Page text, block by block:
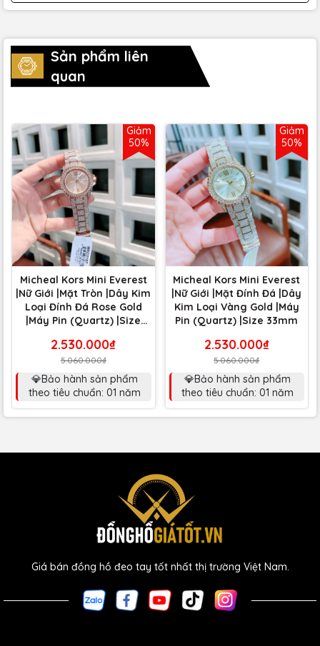
Sản phẩm liên
quan
Giảm
50%
Micheal Kors Mini Everest
|Nữ Giới |Mặt Tròn |Dây Kim
Loại Đính Đá Rose Gold
|Máy Pin (Quartz) |Size
2.530.000₫
5.060.000₫
💎Bảo hành sản phẩm
theo tiêu chuẩn: 01 năm
Giảm
50%
Micheal Kors Mini Everest
|Nữ Giới |Mặt Đính Đá |Dây
Kim Loại Vàng Gold |Máy
Pin (Quartz) |Size 33mm
2.530.000₫
5.060.000₫
💎Bảo hành sản phẩm
theo tiêu chuẩn: 01 năm
Giá bán đồng hồ đeo tay tốt nhất thị trường Việt Nam.